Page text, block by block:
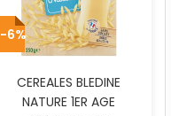
CEREALES BLEDINE
NATURE 1ER AGE
-6%